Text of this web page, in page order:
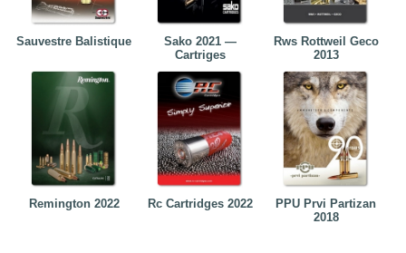
Sauvestre Balistique
Sako 2021 —
Cartriges
Rws Rottweil Geco
2013
Remington 2022 Rc Cartridges 2022
PPU Prvi Partizan
2018